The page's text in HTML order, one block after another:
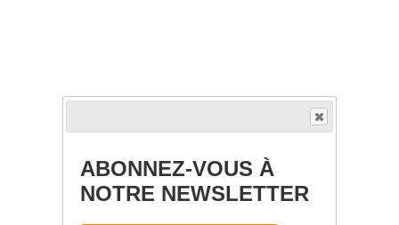
ABONNEZ-VOUS À
NOTRE NEWSLETTER